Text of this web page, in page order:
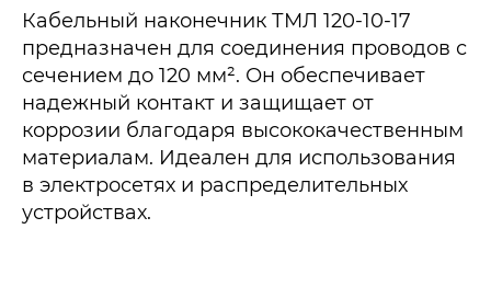
Кабельный наконечник ТМЛ 120-10-17
предназначен для соединения проводов с
сечением до 120 мм². Он обеспечивает
надежный контакт и защищает от
коррозии благодаря высококачественным
материалам. Идеален для использования
в электросетях и распределительных
устройствах.